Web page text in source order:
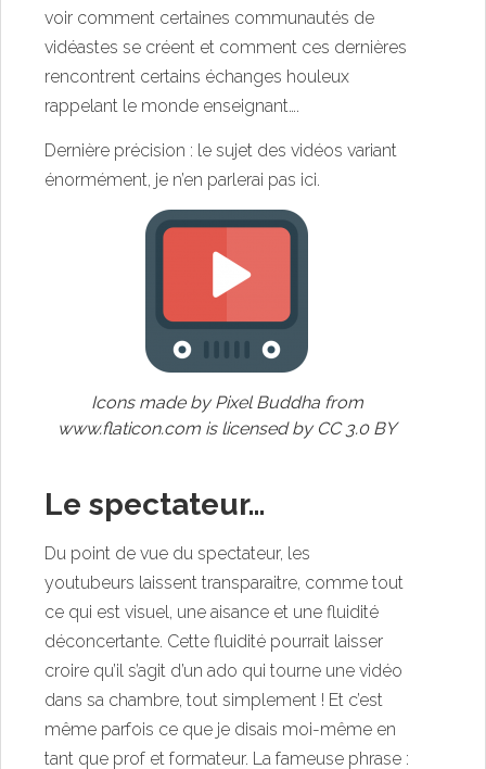
voir comment certaines communautés de
vidéastes se créent et comment ces dernières
rencontrent certains échanges houleux
rappelant le monde enseignant….
Dernière précision : le sujet des vidéos variant
énormément, je n’en parlerai pas ici.
Icons made byPixel Buddhafrom
www.flaticon.com is licensed by CC 3.0 BY
Le spectateur…
Du point de vue du spectateur, les
youtubeurs laissent transparaitre, comme tout
ce qui est visuel, une aisance et une fluidité
déconcertante. Cette fluidité pourrait laisser
croire qu’il s’agit d’un ado qui tourne une vidéo
dans sa chambre, tout simplement ! Et c’est
même parfois ce que je disais moi-même en
tant que prof et formateur. La fameuse phrase :